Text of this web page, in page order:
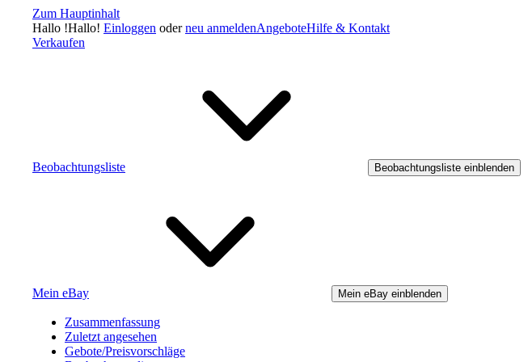
Zum Hauptinhalt
Hallo !Hallo! Einloggen oderneu anmeldenAngeboteHilfe & Kontakt
Verkaufen
Beobachtungsliste Beobachtungsliste einblenden
Mein eBay Mein eBay einblenden
Zusammenfassung
Zuletzt angesehen
Gebote/Preisvorschläge